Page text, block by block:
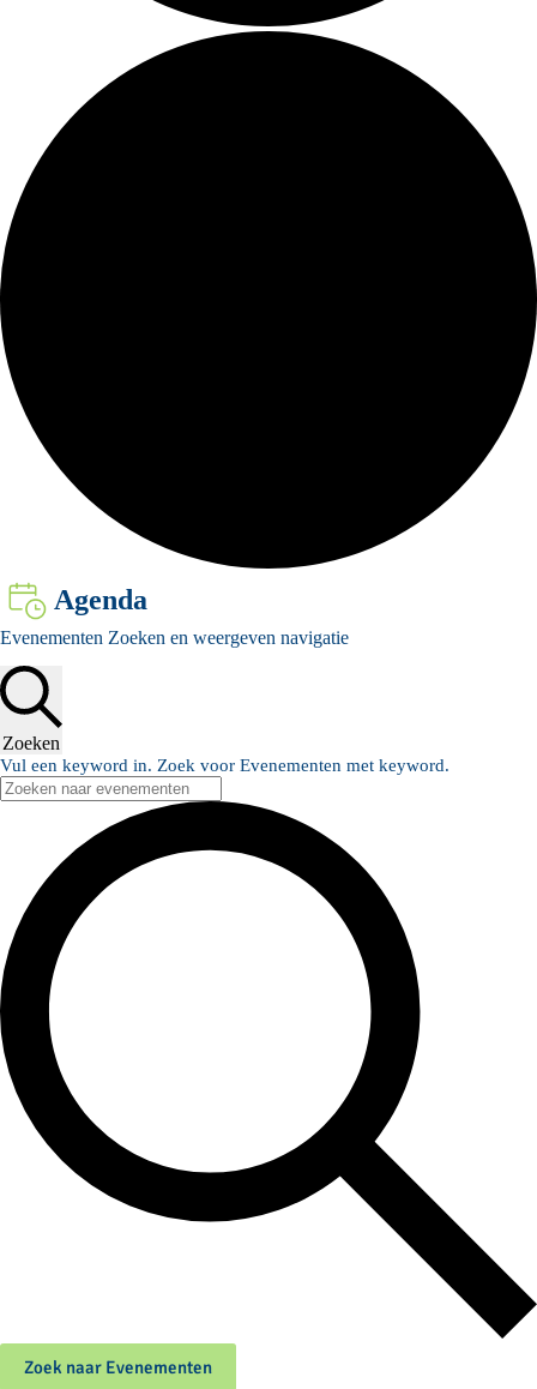
Agenda
Evenementen
Evenementen Zoeken en weergeven navigatie
Zoeken
Vul een keyword in. Zoek voor Evenementen met keyword.
Zoek naar Evenementen